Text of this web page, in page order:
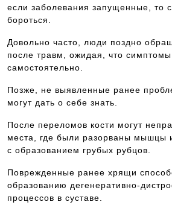
если заболевания запущенные, то
бороться.
Довольно часто, люди поздно
после травм, ожидая, что
самостоятельно.
Позже, не выявленные ранее
могут дать о себе знать.
После переломов кости могут
места, где были разорваны мышцы
с образованием грубых рубцов.
Поврежденные ранее хрящи
образованию дегенеративно-
процессов в суставе.